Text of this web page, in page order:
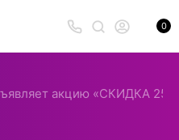
0
акцию «СКИДКА